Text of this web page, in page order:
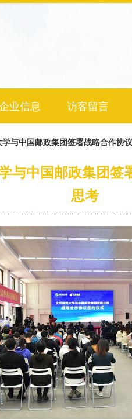
业信息 访客留言
与中国邮政集团签署战略合作
与中国邮政集团
思考